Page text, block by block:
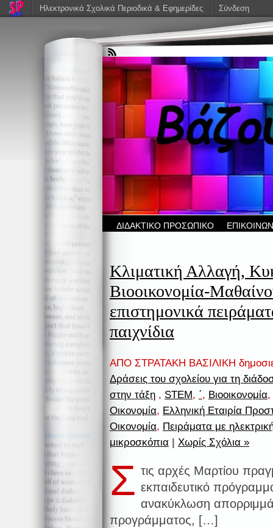
ΔΙΔΑΚΤΙΚΟ ΠΡΟΣΩΠΙΚΟ
Κλιματική Αλλαγή,
Βιοοικονομία-
επιστημονικά
παιχνίδια
ΑΠΟ ΣΤΡΑΤΑΚΗ ΒΑΣΙΛΙΚΗ
Δράσεις του σχολείου για τη
στην τάξη , STEM, ΄, Βιοοικονομία,
Οικονομία, Ελληνική Εταιρία
Οικονομία, Πειράματα με
μικροσκόπια
Χωρίς Σχόλια »
Σ τις αρχές Μαρτίου
εκπαιδευτικό
ανακύκλωση
προγράμματος, […]
Ηλεκτρονικά Σχολικά Περιοδικά & Εφημερίδες Σύνδεση